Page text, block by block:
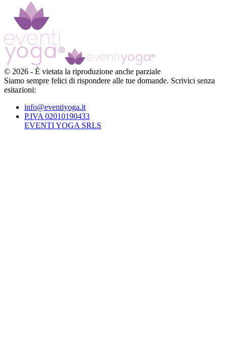
© 2026 - È vietata la riproduzione anche parziale
Siamo sempre felici di rispondere alle tue domande. Scrivici senza
esitazioni:
info@eventiyoga.it
P.IVA 02010190433
EVENTI YOGA SRLS